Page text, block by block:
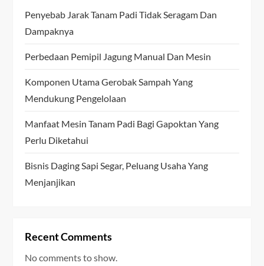
Penyebab Jarak Tanam Padi Tidak Seragam Dan
Dampaknya
Perbedaan Pemipil Jagung Manual Dan Mesin
Komponen Utama Gerobak Sampah Yang
Mendukung Pengelolaan
Manfaat Mesin Tanam Padi Bagi Gapoktan Yang
Perlu Diketahui
Bisnis Daging Sapi Segar, Peluang Usaha Yang
Menjanjikan
Recent Comments
No comments to show.